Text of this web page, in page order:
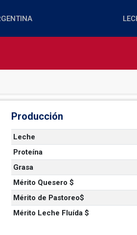
Producción
Leche
Proteína
Grasa
Mérito Quesero $
Mérito de Pastoreo$
Mérito Leche Fluída $